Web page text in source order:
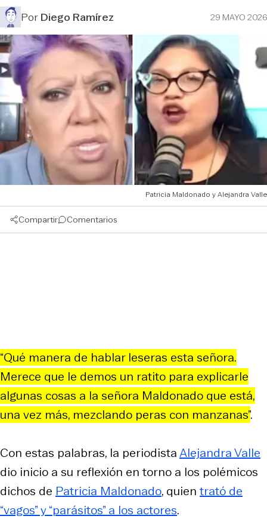
PorDiego Ramírez 29 MAYO 2026
Patricia Maldonado y Alejandra Valle
Compartir Comentarios
“Qué manera de hablar leseras esta señora.
Merece que le demos un ratito para explicarle
algunas cosas a la señora Maldonado que está,
una vez más, mezclando peras con manzanas”.
Con estas palabras, la periodistaAlejandra Valle
dio inicio a su reflexión en torno a los polémicos
dichos de Patricia Maldonado, quientrató de
“vagos” y “parásitos” a los actores.